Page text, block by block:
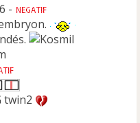
-
twin2